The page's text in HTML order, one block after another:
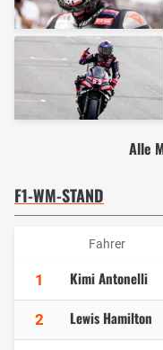
Alle
F1-WM-STAND
Fahrer
1 Kimi Antonelli
2 Lewis Hamilton